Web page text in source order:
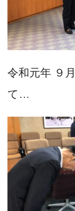
令和元年 ９
て…